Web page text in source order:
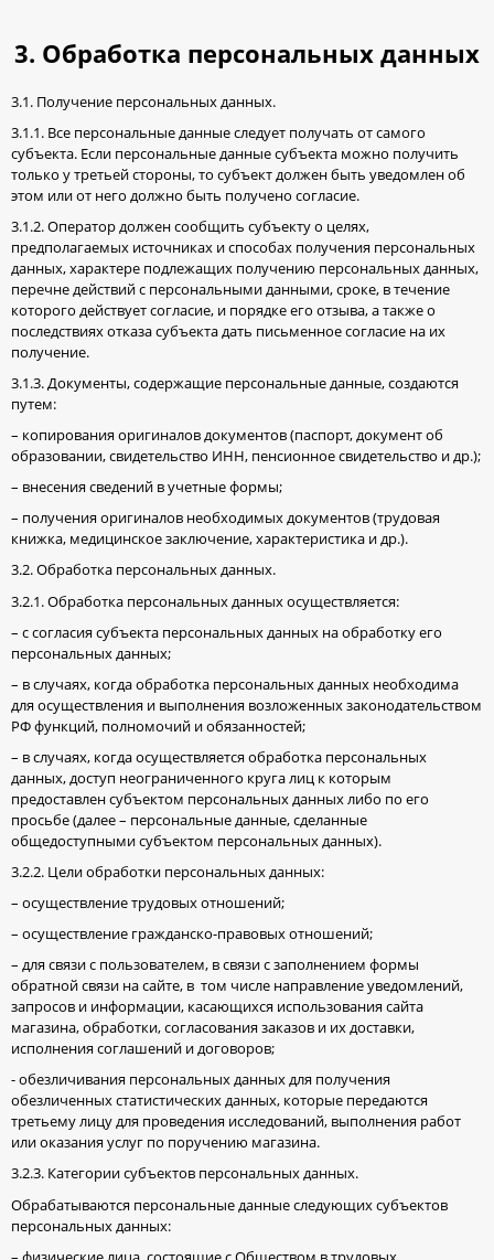
3. Обработка персональных данных
3.1. Получение персональных данных.
3.1.1. Все персональные данные следует получать от самого
субъекта. Если персональные данные субъекта можно получить
только у третьей стороны, то субъект должен быть уведомлен об
этом или от него должно быть получено согласие.
3.1.2. Оператор должен сообщить субъекту о целях,
предполагаемых источниках и способах получения персональных
данных, характере подлежащих получению персональных данных,
перечне действий с персональными данными, сроке, в течение
которого действует согласие, и порядке его отзыва, а также о
последствиях отказа субъекта дать письменное согласие на их
получение.
3.1.3. Документы, содержащие персональные данные, создаются
путем:
– копирования оригиналов документов (паспорт, документ об
образовании, свидетельство ИНН, пенсионное свидетельство и др.);
– внесения сведений в учетные формы;
– получения оригиналов необходимых документов (трудовая
книжка, медицинское заключение, характеристика и др.).
3.2. Обработка персональных данных.
3.2.1. Обработка персональных данных осуществляется:
– с согласия субъекта персональных данных на обработку его
персональных данных;
– в случаях, когда обработка персональных данных необходима
для осуществления и выполнения возложенных законодательством
РФ функций, полномочий и обязанностей;
– в случаях, когда осуществляется обработка персональных
данных, доступ неограниченного круга лиц к которым
предоставлен субъектом персональных данных либо по его
просьбе (далее – персональные данные, сделанные
общедоступными субъектом персональных данных).
3.2.2. Цели обработки персональных данных:
– осуществление трудовых отношений;
– осуществление гражданско-правовых отношений;
– для связи с пользователем, в связи с заполнением формы
обратной связи на сайте, в том числе направление уведомлений,
запросов и информации, касающихся использования сайта
магазина, обработки, согласования заказов и их доставки,
исполнения соглашений и договоров;
- обезличивания персональных данных для получения
обезличенных статистических данных, которые передаются
третьему лицу для проведения исследований, выполнения работ
или оказания услуг по поручению магазина.
3.2.3. Категории субъектов персональных данных.
Обрабатываются персональные данные следующих субъектов
персональных данных: